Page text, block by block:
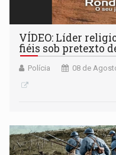
VÍDEO: Líder
fiéis sob pretexto
Polícia 08 de